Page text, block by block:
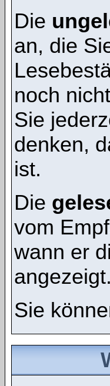
Die
an, die
noch
Sie
denken,
ist.
Die
vom
wann er
angezeigt.
Sie